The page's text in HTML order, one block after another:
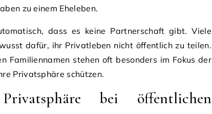
zu einem Eheleben.
dass es keine Partnerschaft gibt. Viele
dafür, ihr Privatleben nicht öffentlich zu teilen.
Familiennamen stehen oft besonders im Fokus der
Privatsphäre schützen.
bei öffentlichen